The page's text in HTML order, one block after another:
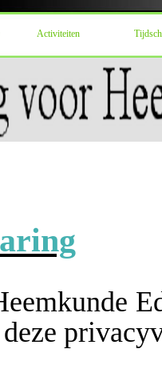
Activiteiten